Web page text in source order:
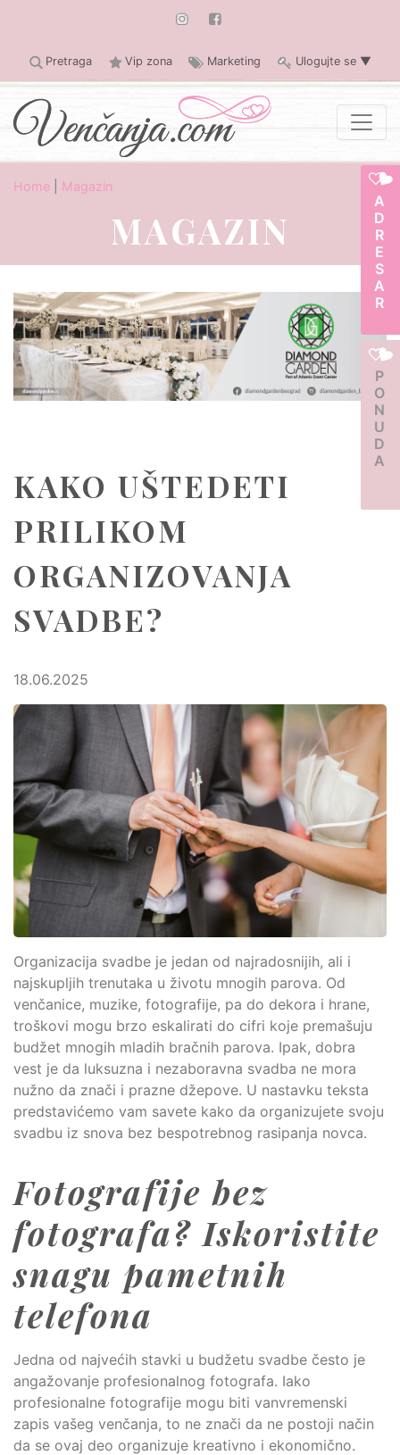
Pretraga Vip zona Marketing Ulogujte se ▼
ADRESAR
PONUDA
Home Magazin
MAGAZIN
KAKO UŠTEDETI
PRILIKOM
ORGANIZOVANJA
SVADBE?
18.06.2025
Organizacija svadbe je jedan od najradosnijih, ali i
najskupljih trenutaka u životu mnogih parova. Od
venčanice, muzike, fotografije, pa do dekora i hrane,
troškovi mogu brzo eskalirati do cifri koje premašuju
budžet mnogih mladih bračnih parova. Ipak, dobra
vest je da luksuzna i nezaboravna svadba ne mora
nužno da znači i prazne džepove. U nastavku teksta
predstavićemo vam savete kako da organizujete svoju
svadbu iz snova bez bespotrebnog rasipanja novca.
Fotografije bez
fotografa? Iskoristite
snagu pametnih
telefona
Jedna od najvećih stavki u budžetu svadbe često je
angažovanje profesionalnog fotografa. Iako
profesionalne fotografije mogu biti vanvremenski
zapis vašeg venčanja, to ne znači da ne postoji način
da se ovaj deo organizuje kreativno i ekonomično.